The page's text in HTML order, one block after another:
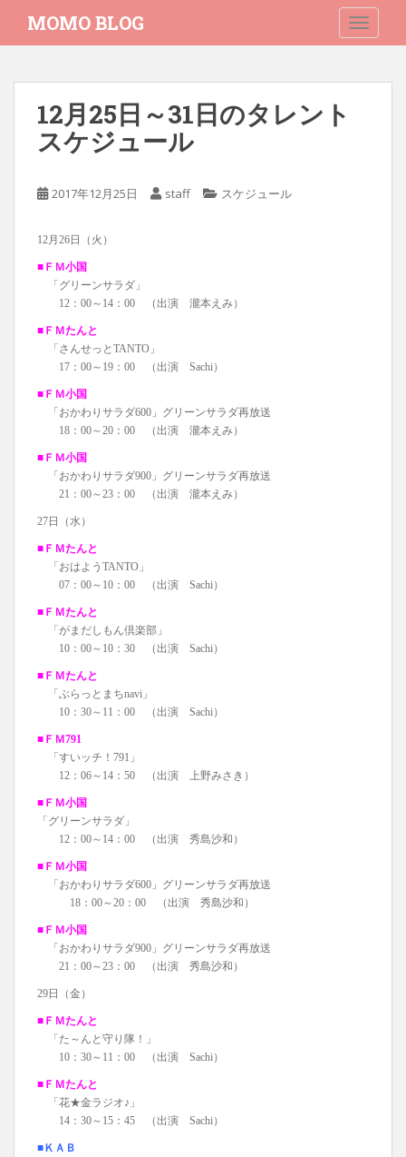
i
MOMO BLOG
12月25日～31日のタレント
スケジュール
2017年12月25日 staff スケジュール
12月26日（火）
■ＦＭ小国
「グリーンサラダ」
12：00～14：00 （出演 瀧本えみ）
■ＦＭたんと
「さんせっとTANTO」
17：00～19：00 （出演 Sachi）
■ＦＭ小国
「おかわりサラダ600」グリーンサラダ再放送
18：00～20：00 （出演 瀧本えみ）
■ＦＭ小国
「おかわりサラダ900」グリーンサラダ再放送
21：00～23：00 （出演 瀧本えみ）
27日（水）
■ＦＭたんと
「おはようTANTO」
07：00～10：00 （出演 Sachi）
■ＦＭたんと
「がまだしもん倶楽部」
10：00～10：30 （出演 Sachi）
■ＦＭたんと
「ぶらっとまちnavi」
10：30～11：00 （出演 Sachi）
■ＦＭ791
「すいッチ！791」
12：06～14：50 （出演 上野みさき）
■ＦＭ小国
「グリーンサラダ」
12：00～14：00 （出演 秀島沙和）
■ＦＭ小国
「おかわりサラダ600」グリーンサラダ再放送
18：00～20：00 （出演 秀島沙和）
■ＦＭ小国
「おかわりサラダ900」グリーンサラダ再放送
21：00～23：00 （出演 秀島沙和）
29日（金）
■ＦＭたんと
「た～んと守り隊！」
10：30～11：00 （出演 Sachi）
■ＦＭたんと
「花★金ラジオ♪」
14：30～15：45 （出演 Sachi）
■ＫＡＢ